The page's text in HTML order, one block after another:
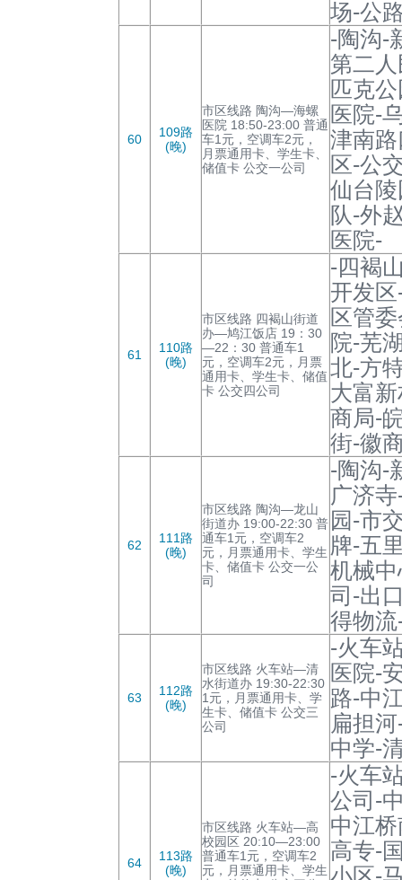
场-公
60
109路
(晚)
市区线路 陶沟—海螺
医院 18:50-23:00 普通
车1元，空调车2元，
月票通用卡、学生卡、
储值卡 公交一公司
-陶沟-
第二
匹克
医院-
津南
区-公
仙台
队-外
医院-
61
110路
(晚)
市区线路 四褐山街道
办—鸠江饭店 19：30
—22：30 普通车1
元，空调车2元，月票
通用卡、学生卡、储值
卡 公交四公司
-四褐
开发
区管
院-芜
北-方
大富
商局-
街-徽
62
111路
(晚)
市区线路 陶沟—龙山
街道办 19:00-22:30 普
通车1元，空调车2
元，月票通用卡、学生
卡、储值卡 公交一公
司
-陶沟-
广济
园-市
牌-五
机械
司-出
得物
63
112路
(晚)
市区线路 火车站—清
水街道办 19:30-22:30
1元，月票通用卡、学
生卡、储值卡 公交三
公司
-火车
医院-
路-中
扁担
中学-
64
113路
(晚)
市区线路 火车站—高
校园区 20:10—23:00
普通车1元，空调车2
元，月票通用卡、学生
-火车
公司-
中江
高专-